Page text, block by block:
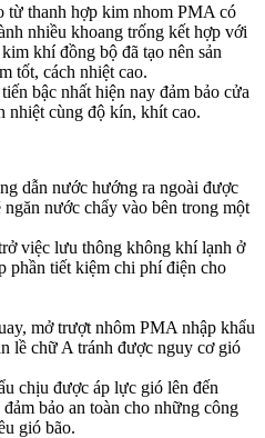
từ thanh hợp kim nhom PMA có
nhiều khoang trống kết hợp với
khí đồng bộ đã tạo nên sản
tốt, cách nhiệt cao.
bậc nhất hiện nay đảm bảo cửa
nhiệt cùng độ kín, khít cao.
dẫn nước hướng ra ngoài được
nước chẩy vào bên trong một
việc lưu thông không khí lạnh ở
phần tiết kiệm chi phí điện cho
mở trượt nhôm PMA nhập khẩu
lề chữ A tránh được nguy cơ gió
chịu được áp lực gió lên đến
bảo an toàn cho những công
gió bão.